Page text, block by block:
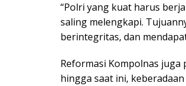
“Polri yang kuat harus
saling melengkapi.
berintegritas, dan
Reformasi Kompolnas
hingga saat ini,